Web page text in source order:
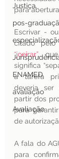
Justiça
pos-
ENAMED
avaliação
Avaliação
para
Escrivar -
citado
“joeirar”, que
significa
a tarefa
deveria ser
partir dos
para
de
A fala do
para